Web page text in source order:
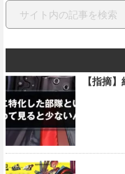
【指摘